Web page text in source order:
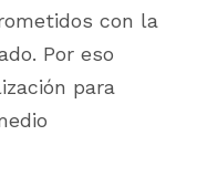
con la
Por eso
para